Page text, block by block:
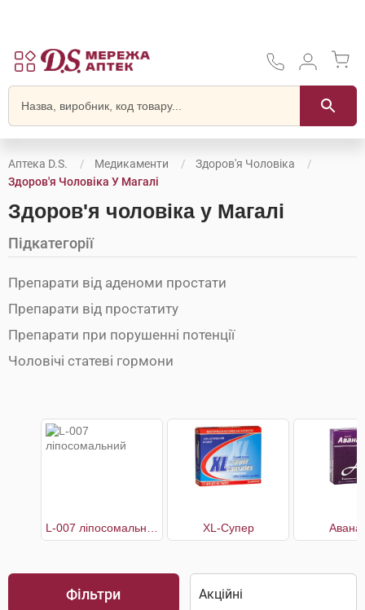
Аптека D.S. Медикаменти
Здоров'я Чоловіка
Здоров'я Чоловіка У Магалі
Здоров'я чоловіка у Магалі
Підкатегорії
Препарати від аденоми простати
Препарати від простатиту
Препарати при порушенні потенції
Чоловічі статеві гормони
XL-Супер
Фільтри